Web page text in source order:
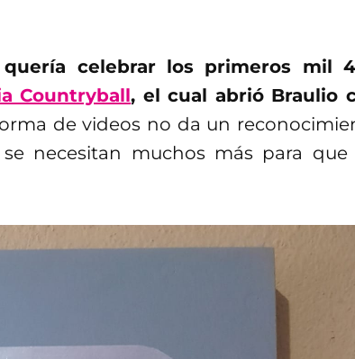
celebrar los primeros mil
Countryball, el cual abrió Braulio
de videos no da un
necesitan muchos más para que